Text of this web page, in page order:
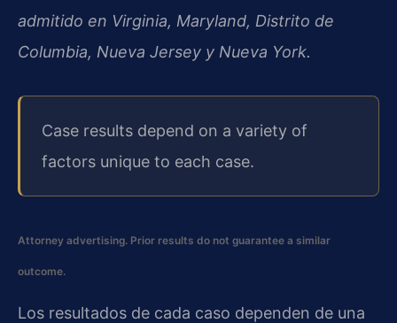
admitido en Virginia, Maryland, Distrito de
Columbia, Nueva Jersey y Nueva York.
Case results depend on a variety of
factors unique to each case.
Attorney advertising. Prior results do not guarantee a similar
outcome.
Los resultados de cada caso dependen de una